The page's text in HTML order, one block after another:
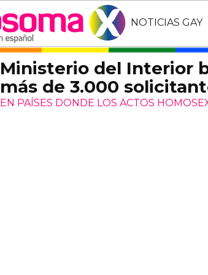
NOTICIAS GAY
Ministerio del Interior
más de 3.000
EN PAÍSES DONDE LOS ACTOS